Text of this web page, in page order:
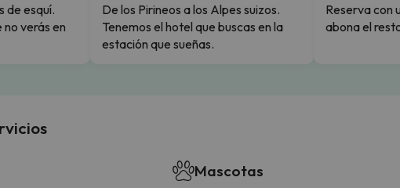
de esquí.
verás en
De los Pirineos a los Alpes suizos.
Tenemos el hotel que buscas en la
estación que sueñas.
Reserva con
abona el
Mascotas